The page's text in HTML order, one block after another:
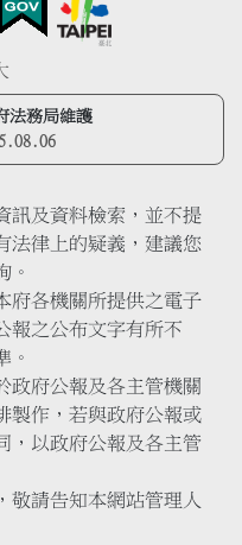
法務局維護
訊及資料檢索，並不提
法律上的疑義，建議您
。
府各機關所提供之電子
報之公布文字有所不
。
政府公報及各主管機關
製作，若與政府公報或
，以政府公報及各主管
敬請告知本網站管理人